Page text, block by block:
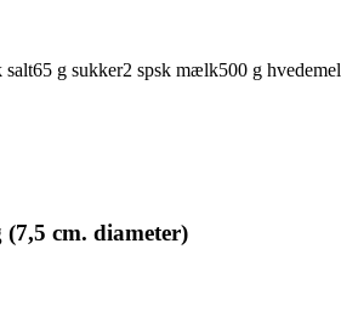
salt65 g sukker2 spsk mælk500 g hvedemel
cm. diameter)